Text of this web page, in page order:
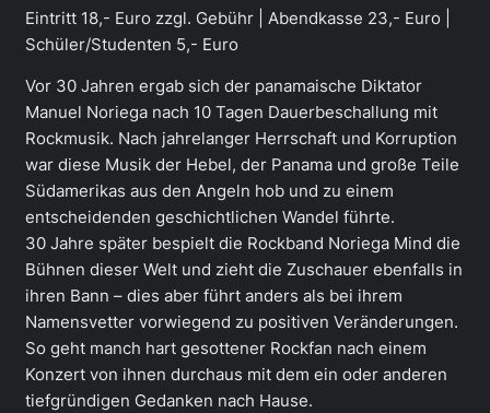
Eintritt 18,- Euro zzgl. Gebühr | Abendkasse 23,- Euro |
Schüler/Studenten 5,- Euro
Vor 30 Jahren ergab sich der panamaische Diktator
Manuel Noriega nach 10 Tagen Dauerbeschallung mit
Rockmusik. Nach jahrelanger Herrschaft und Korruption
war diese Musik der Hebel, der Panama und große Teile
Südamerikas aus den Angeln hob und zu einem
entscheidenden geschichtlichen Wandel führte.
30 Jahre später bespielt die Rockband Noriega Mind die
Bühnen dieser Welt und zieht die Zuschauer ebenfalls in
ihren Bann – dies aber führt anders als bei ihrem
Namensvetter vorwiegend zu positiven Veränderungen.
So geht manch hart gesottener Rockfan nach einem
Konzert von ihnen durchaus mit dem ein oder anderen
tiefgründigen Gedanken nach Hause.